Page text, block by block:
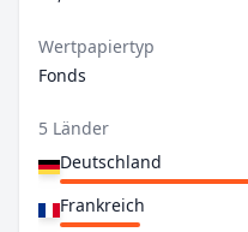
Wertpapiertyp
Fonds
5 Länder
Deutschland
Frankreich